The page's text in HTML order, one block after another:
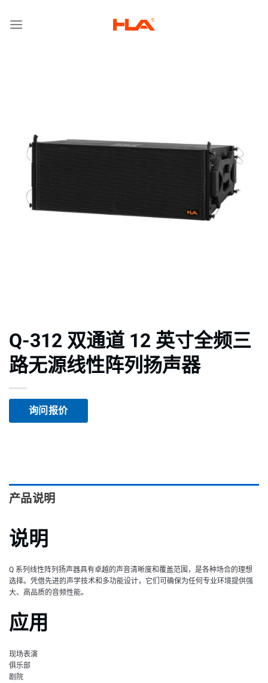
Q-312 双通道 12 英寸全频三
路无源线性阵列扬声器
询问报价
产品说明
说明
Q 系列线性阵列扬声器具有卓越的声音清晰度和覆盖范围，是各种场合的理想
选择。凭借先进的声学技术和多功能设计，它们可确保为任何专业环境提供强
大、高品质的音频性能。
应用
现场表演
俱乐部
剧院